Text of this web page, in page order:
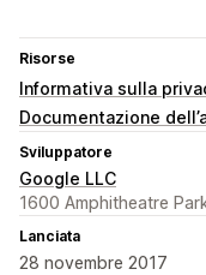
Risorse
Informativa sulla
Documentazione
Sviluppatore
Google LLC
1600 Amphitheatre
Lanciata
28 novembre 2017